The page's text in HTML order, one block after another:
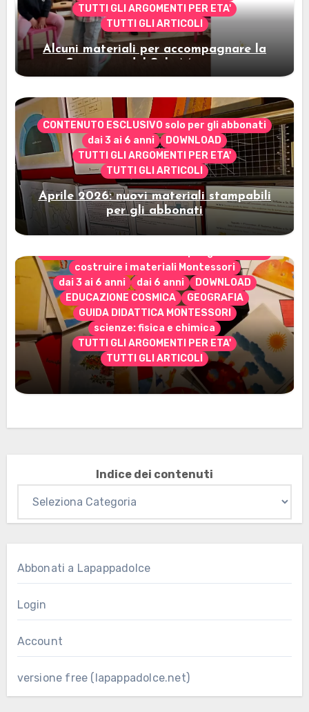
TUTTI GLI ARGOMENTI PER ETA'
TUTTI GLI ARTICOLI
Alcuni materiali per accompagnare la
Cerimonia del Sole Montessori
CONTENUTO ESCLUSIVO solo per gli abbonati
dai 3 ai 6 anni
DOWNLOAD
TUTTI GLI ARGOMENTI PER ETA'
TUTTI GLI ARTICOLI
Aprile 2026: nuovi materiali stampabili
per gli abbonati
costruire i materiali Montessori
dai 3 ai 6 anni
dai 6 anni
DOWNLOAD
EDUCAZIONE COSMICA
GEOGRAFIA
GUIDA DIDATTICA MONTESSORI
scienze: fisica e chimica
TUTTI GLI ARGOMENTI PER ETA'
TUTTI GLI ARTICOLI
Marzo 2026: nuovi materiali stampabili
per gli abbonati
Indice dei contenuti
Abbonati a Lapappadolce
Login
Account
versione free (lapappadolce.net)